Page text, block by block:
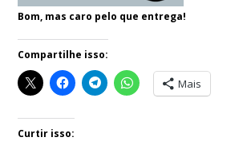
Bom, mas caro pelo que entrega!
Compartilhe isso:
Mais
Curtir isso: